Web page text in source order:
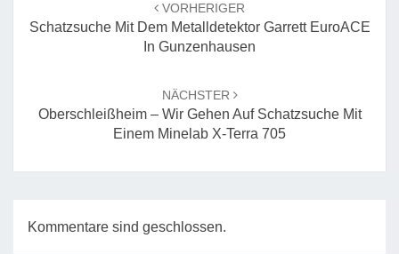
VORHERIGER
Schatzsuche Mit Dem Metalldetektor Garrett EuroACE
In Gunzenhausen
NÄCHSTER
Oberschleißheim – Wir Gehen Auf Schatzsuche Mit
Einem Minelab X-Terra 705
Kommentare sind geschlossen.